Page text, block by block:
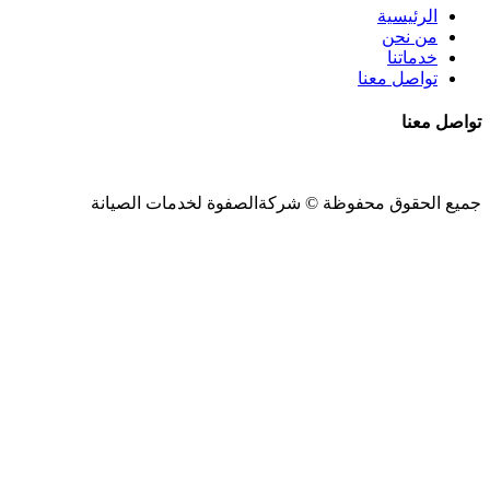
الرئيسية
من نحن
خدماتنا
تواصل معنا
تواصل معنا
جميع الحقوق محفوظة © شركةالصفوة لخدمات الصيانة